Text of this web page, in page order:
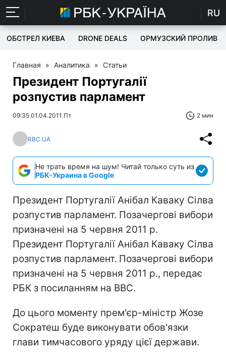
RU
ОБСТРЕЛ КИЕВА DRONE DEALS ОРМУЗСКИЙ ПРОЛИВ
Главная » Аналитика » Статьи
Президент Португалії
розпустив парламент
09:35 01.04.2011 Пт 2 мин
RBC.UA
Не трать время на шум! Читай только суть из
РБК-Украина в Google
Президент Португалії Анібал Каваку Сілва
розпустив парламент. Позачергові вибори
призначені на 5 червня 2011 р.
Президент Португалії Анібал Каваку Сілва
розпустив парламент. Позачергові вибори
призначені на 5 червня 2011 р., передає
РБК з посиланням на ВВС.
До цього моменту прем'єр-міністр Жозе
Сократеш буде виконувати обов'язки
глави тимчасового уряду цієї держави.